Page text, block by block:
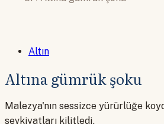
Altın
Altına gümrük şoku
Malezya'nın sessizce yürürlüğe
sevkiyatları kilitledi.